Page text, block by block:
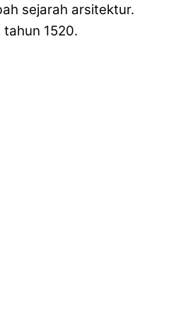
sejarah arsitektur.
1520.